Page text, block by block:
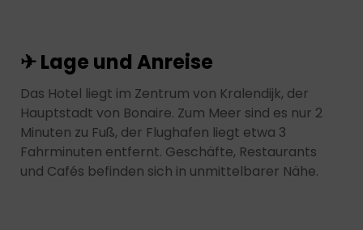
✈ Lage und Anreise
Das Hotel liegt im Zentrum von Kralendijk, der
Hauptstadt von Bonaire. Zum Meer sind es nur 2
Minuten zu Fuß, der Flughafen liegt etwa 3
Fahrminuten entfernt. Geschäfte, Restaurants
und Cafés befinden sich in unmittelbarer Nähe.